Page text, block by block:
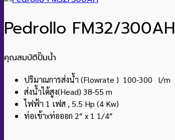
Pedrollo FM32/300AH
คุณสมบัติปั๊มน้ำ
ปริมาณการส่งน้ำ (Flowrate ) 100-300 l/m
ส่งน้ำได้สูง(Head) 38-55 m
ไฟฟ้า 1 เฟส , 5.5 Hp (4 Kw)
ท่อเข้าxท่อออก 2″ x 1 1/4″